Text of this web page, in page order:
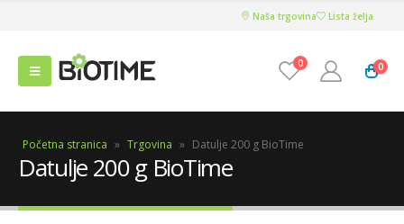
Naša trgovina Lista želja
0 0
Početna stranica » Trgovina » Datulje 200 g BioTime
Datulje 200 g BioTime